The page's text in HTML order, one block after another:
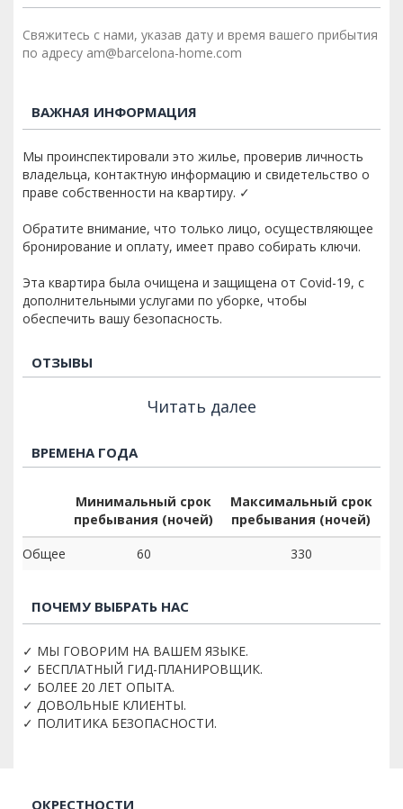
Свяжитесь с нами, указав дату и время вашего прибытия
по адресу am@barcelona-home.com
ВАЖНАЯ ИНФОРМАЦИЯ
Мы проинспектировали это жилье, проверив личность
владельца, контактную информацию и свидетельство о
праве собственности на квартиру. ✓
Обратите внимание, что только лицо, осуществляющее
бронирование и оплату, имеет право собирать ключи.
Эта квартира была очищена и защищена от Covid-19, с
дополнительными услугами по уборке, чтобы
обеспечить вашу безопасность.
ОТЗЫВЫ
Читать далее
ВРЕМЕНА ГОДА
Минимальный срок
пребывания (ночей)
Максимальный срок
пребывания (ночей)
Общее
60 330
ПОЧЕМУ ВЫБРАТЬ НАС
✓ МЫ ГОВОРИМ НА ВАШЕМ ЯЗЫКЕ.
✓ БЕСПЛАТНЫЙ ГИД-ПЛАНИРОВЩИК.
✓ БОЛЕЕ 20 ЛЕТ ОПЫТА.
✓ ДОВОЛЬНЫЕ КЛИЕНТЫ.
✓ ПОЛИТИКА БЕЗОПАСНОСТИ.
ОКРЕСТНОСТИ